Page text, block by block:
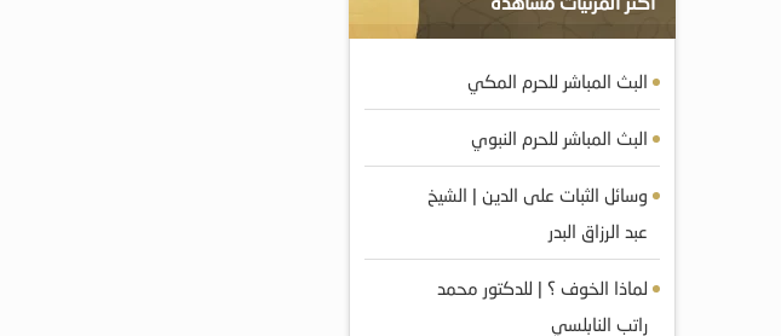
البث المباشر للحرم المكي
البث المباشر للحرم النبوي
وسائل الثبات على الدين | الشيخ
عبد الرزاق البدر
لماذا الخوف ؟ | للدكتور محمد
راتب النابلسي